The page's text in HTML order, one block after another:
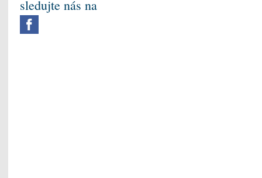
sledujte nás na